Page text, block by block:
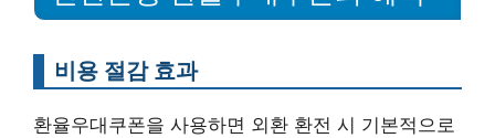
비용 절감 효과
환율우대쿠폰을 사용하면 외환 환전 시 기본적으로